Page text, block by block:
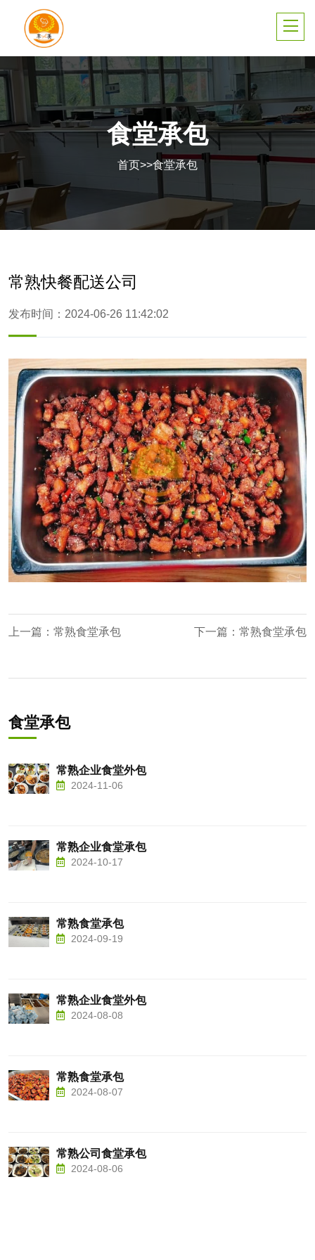
食堂承包
首页>>食堂承包
常熟快餐配送公司
发布时间：2024-06-26 11:42:02
上一篇： 常熟食堂承包 下一篇： 常熟食堂承包
食堂承包
常熟企业食堂外包
2024-11-06
常熟企业食堂承包
2024-10-17
常熟食堂承包
2024-09-19
常熟企业食堂外包
2024-08-08
常熟食堂承包
2024-08-07
常熟公司食堂承包
2024-08-06